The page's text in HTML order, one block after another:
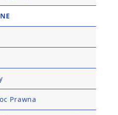
Prawna